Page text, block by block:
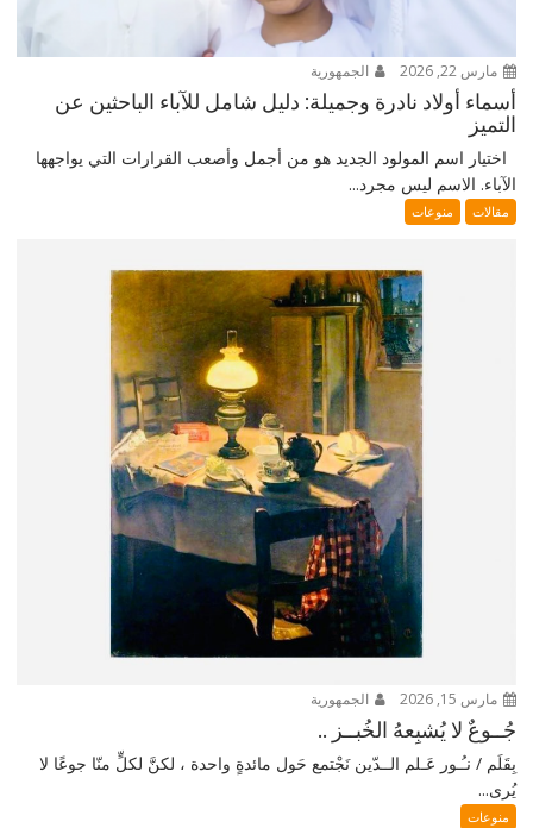
مارس 22, 2026 الجمهورية
أسماء أولاد نادرة وجميلة: دليل شامل للآباء الباحثين عن
التميز
اختيار اسم المولود الجديد هو من أجمل وأصعب القرارات التي يواجهها
الآباء. الاسم ليس مجرد...
مقالات منوعات
مارس 15, 2026 الجمهورية
جُــوعٌ لا يُشبِعهُ الخُبــز ..
بِقَلَم / نـُـور عَـلم الــدّين نَجْتمع حَول مائدةٍ واحدة ، لكنَّ لكلٍّ منّا جوعًا لا
يُرى...
منوعات